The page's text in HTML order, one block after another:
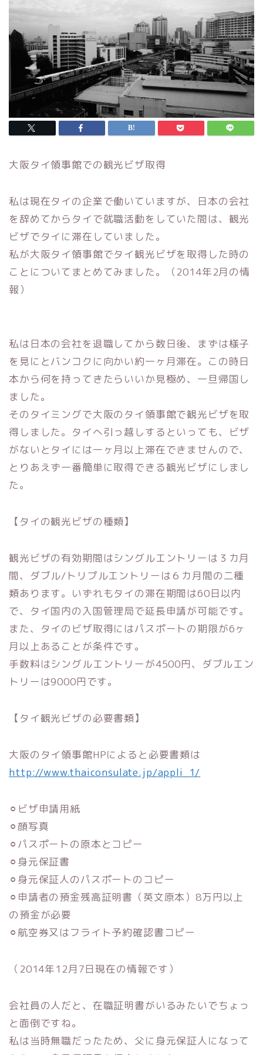
大阪タイ領事館での観光ビザ取得
私は現在タイの企業で働いていますが、
日本の会社
を辞めてからタイで就職活動をしていた間は、 観光
ビザでタイに滞在していました。
私が大阪タイ領事館でタイ観光ビザを取得した時の
ことについてま とめてみました。（2014年2月の情
報）
私は日本の会社を退職してから数日後、 まずは様子
を見にとバンコクに向かい約一ヶ月滞在。 この時日
本から何を持ってきたらいいか見極め、 一旦帰国し
ました。
そのタイミングで大阪のタイ領事館で観光ビザを取
得しました。 タイへ引っ越しするといっても、
ビザ
がないとタイには一ヶ月以上滞在できませんので、
とりあえず一番簡単に取得できる観光ビザにしまし
た。
【タイの観光ビザの種類】
観光ビザの有効期間はシングルエントリーは３カ月
間、ダブル/ トリプルエントリーは６カ月間の二種
類あります。 いずれもタイの滞在期間は60日以内
で、
タイ国内の入国管理局で延長申請が可能です。
また、
タイのビザ取得にはパスポートの期限が6ヶ
月以上あることが条件です。
手数料はシングルエントリーが4500円、 ダブルエン
トリーは9000円です。
【タイ観光ビザの必要書類】
大阪のタイ領事館HPによると必要書類は
http://www.thaiconsulate.jp/appli_1/
⚪︎ビザ申請用紙
⚪︎顔写真
⚪︎パスポートの原本とコピー
⚪︎身元保証書
⚪︎身元保証人のパスポートのコピー
⚪︎申請者の預金残高証明書（英文原本）8万円以上
の預金が必要
⚪︎航空券又はフライト予約確認書コピー
（2014年12月7日現在の情報です）
会社員の人だと、在職証明書がいるみたいでちょっ
と面倒ですね。
私は当時無職だったため、父に身元保証人になって